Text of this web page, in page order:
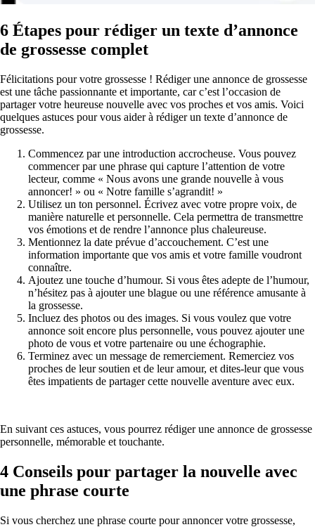
6 Étapes pour rédiger un texte d’annonce
de grossesse complet
Félicitations pour votre grossesse ! Rédiger une annonce de grossesse
est une tâche passionnante et importante, car c’est l’occasion de
partager votre heureuse nouvelle avec vos proches et vos amis. Voici
quelques astuces pour vous aider à rédiger un texte d’annonce de
grossesse.
Commencez par une introduction accrocheuse. Vous pouvez
commencer par une phrase qui capture l’attention de votre
lecteur, comme « Nous avons une grande nouvelle à vous
annoncer! » ou « Notre famille s’agrandit! »
Utilisez un ton personnel. Écrivez avec votre propre voix, de
manière naturelle et personnelle. Cela permettra de transmettre
vos émotions et de rendre l’annonce plus chaleureuse.
Mentionnez la date prévue d’accouchement. C’est une
information importante que vos amis et votre famille voudront
connaître.
Ajoutez une touche d’humour. Si vous êtes adepte de l’humour,
n’hésitez pas à ajouter une blague ou une référence amusante à
la grossesse.
Incluez des photos ou des images. Si vous voulez que votre
annonce soit encore plus personnelle, vous pouvez ajouter une
photo de vous et votre partenaire ou une échographie.
Terminez avec un message de remerciement. Remerciez vos
proches de leur soutien et de leur amour, et dites-leur que vous
êtes impatients de partager cette nouvelle aventure avec eux.
En suivant ces astuces, vous pourrez rédiger une annonce de grossesse
personnelle, mémorable et touchante.
4 Conseils pour partager la nouvelle avec
une phrase courte
Si vous cherchez une phrase courte pour annoncer votre grossesse,